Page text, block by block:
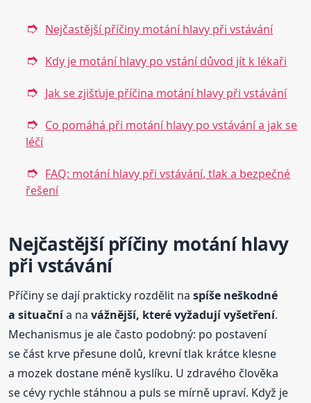
Nejčastější příčiny motání hlavy při vstávání
Kdy je motání hlavy po vstání důvod jít k lékaři
Jak se zjišťuje příčina motání hlavy při vstávání
Co pomáhá při motání hlavy po vstávání a jak se
léčí
FAQ: motání hlavy při vstávání, tlak a bezpečné
řešení
Nejčastější příčiny motání hlavy
při vstávání
Příčiny se dají prakticky rozdělit naspíše neškodné
a situačnía navážnější, které vyžadují vyšetření.
Mechanismus je ale často podobný: po postavení
se část krve přesune dolů, krevní tlak krátce klesne
a mozek dostane méně kyslíku. U zdravého člověka
se cévy rychle stáhnou a puls se mírně upraví. Když je